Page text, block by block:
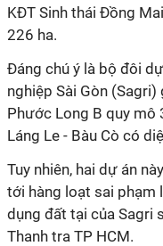
KĐT Sinh thái Đồng
226 ha.
Đáng chú ý là bộ đôi
nghiệp Sài Gòn
Phước Long B quy mô
Láng Le - Bàu Cò có
Tuy nhiên, hai dự án
tới hàng loạt sai phạm
dụng đất tại của Sagri
Thanh tra TP HCM.